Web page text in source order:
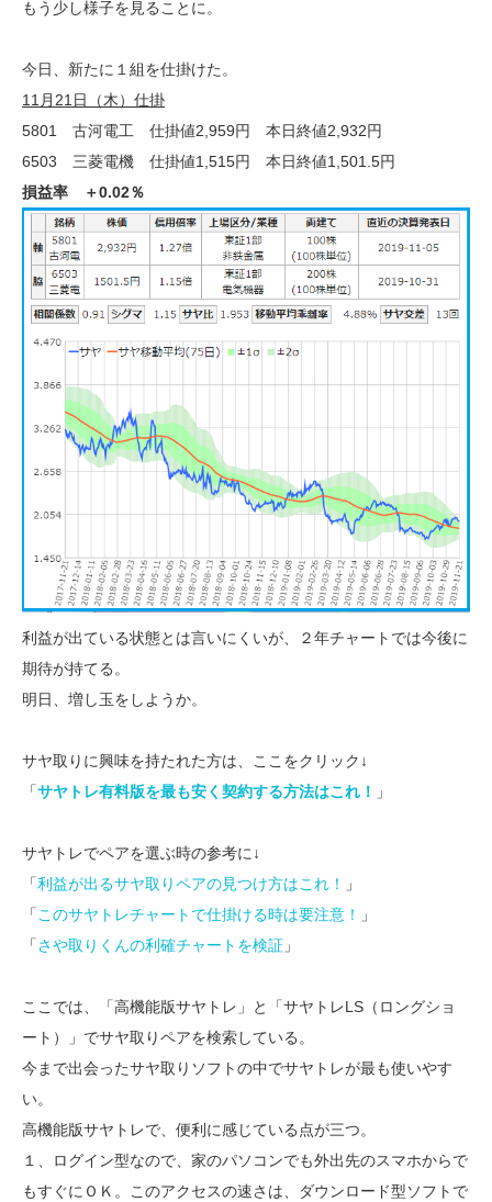
もう少し様子を見ることに。
今日、新たに１組を仕掛けた。
11月21日（木）仕掛
5801 古河電工 仕掛値2,959円 本日終値2,932円
6503 三菱電機 仕掛値1,515円 本日終値1,501.5円
損益率 ＋0.02％
利益が出ている状態とは言いにくいが、２年チャートでは今後に
期待が持てる。
明日、増し玉をしようか。
サヤ取りに興味を持たれた方は、ここをクリック↓
「サヤトレ有料版を最も安く契約する方法はこれ！ 」
サヤトレでペアを選ぶ時の参考に↓
「利益が出るサヤ取りペアの見つけ方はこれ！
」
「このサヤトレチャートで仕掛ける時は要注意！
」
「さや取りくんの利確チャートを検証 」
ここでは、「高機能版サヤトレ」と「サヤトレLS（ロングショ
ート）」でサヤ取りペアを検索している。
今まで出会ったサヤ取りソフトの中でサヤトレが最も使いやす
い。
高機能版サヤトレで、便利に感じている点が三つ。
１、ログイン型なので、家のパソコンでも外出先のスマホからで
もすぐにＯＫ。このアクセスの速さは、ダウンロード型ソフトで